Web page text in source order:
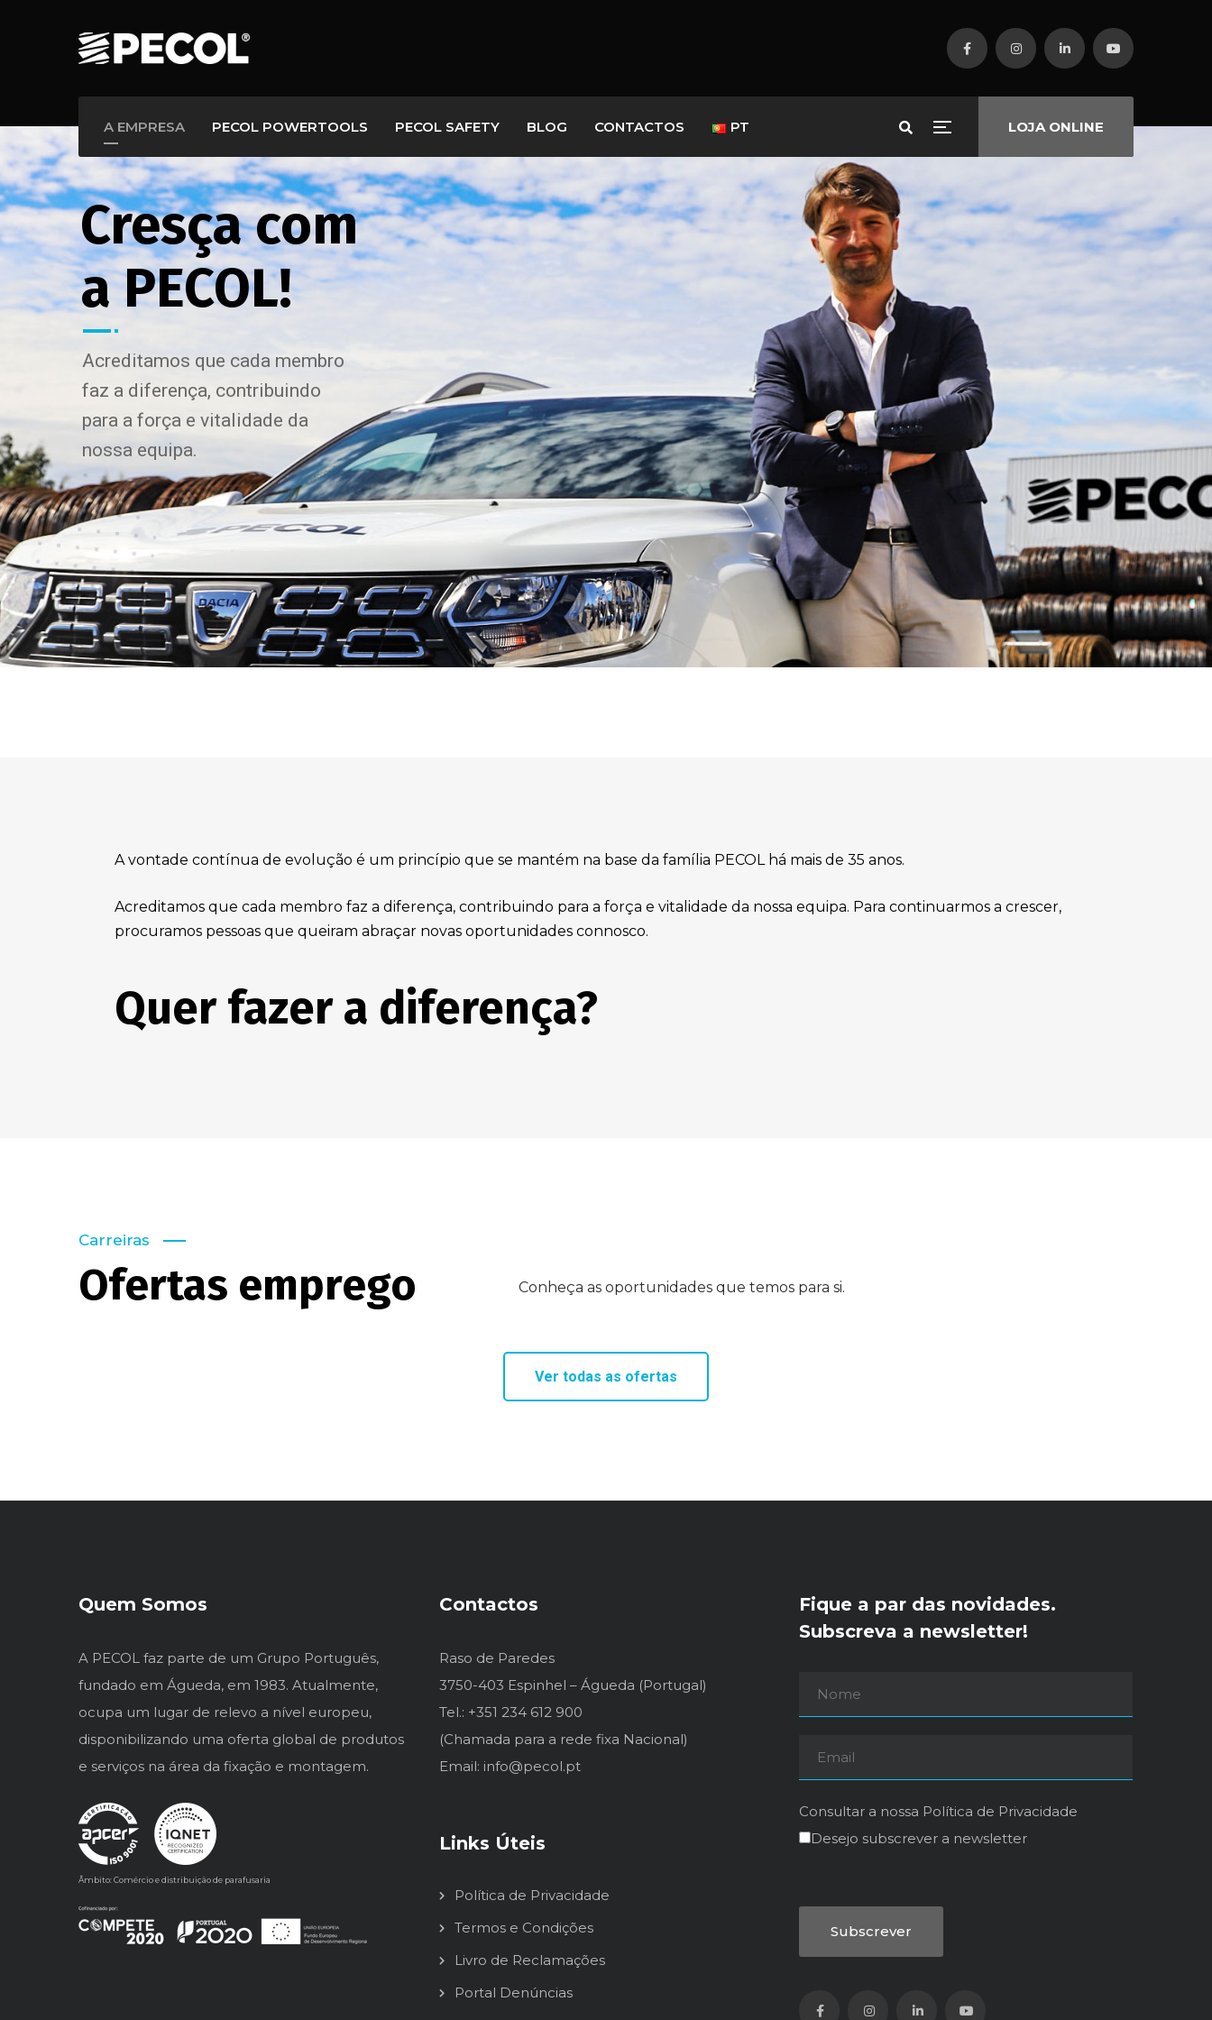
LOJA ONLINE
A EMPRESA PECOL POWERTOOLS PECOL SAFETY BLOG CONTACTOS PT
Cresça com
a PECOL!
Acreditamos que cada membro
faz a diferença, contribuindo
para a força e vitalidade da
nossa equipa.
A vontade contínua de evolução é um princípio que se mantém na base da família PECOL há mais de 35 anos.
Acreditamos que cada membro faz a diferença, contribuindo para a força e vitalidade da nossa equipa. Para continuarmos a crescer,
procuramos pessoas que queiram abraçar novas oportunidades connosco.
Quer fazer a diferença?
Carreiras
Ofertas emprego Conheça as oportunidades que temos para si.
Ver todas as ofertas
Quem Somos
A PECOL faz parte de um Grupo Português,
fundado em Águeda, em 1983. Atualmente,
ocupa um lugar de relevo a nível europeu,
disponibilizando uma oferta global de produtos
e serviços na área da fixação e montagem.
Âmbito: Comércio e distribuição de parafusaria
Contactos
Raso de Paredes
3750-403 Espinhel – Águeda (Portugal)
Tel.: +351 234 612 900
(Chamada para a rede fixa Nacional)
Email: info@pecol.pt
Links Úteis
Política de Privacidade
Termos e Condições
Livro de Reclamações
Portal Denúncias
Fique a par das novidades.
Subscreva a newsletter!
Consultar a nossa Política de Privacidade
Desejo subscrever a newsletter